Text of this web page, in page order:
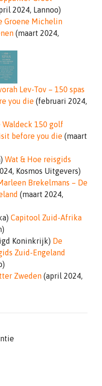
2024, Lannoo)
Groene Michelin
(maart 2024,
Lev-Tov – 150 spas
you die (februari 2024,
Waldeck 150 golf
before you die (maart
Wat & Hoe reisgids
Kosmos Uitgevers)
Brekelmans – De
(maart 2024,
Capitool Zuid-Afrika
Koninkrijk) De
Zuid-Engeland
Zweden (april 2024,